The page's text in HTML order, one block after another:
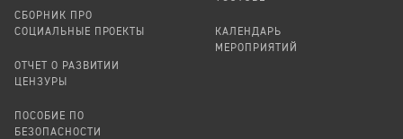
СБОРНИК ПРО
СОЦИАЛЬНЫЕ ПРОЕКТЫ
ОТЧЕТ О РАЗВИТИИ
ЦЕНЗУРЫ
ПОСОБИЕ ПО
БЕЗОПАСНОСТИ
КАЛЕНДАРЬ
МЕРОПРИЯТИЙ